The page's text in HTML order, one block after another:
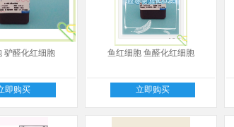
驴醛化红细胞
即购买
鱼红细胞 鱼醛化红细胞
立即购买